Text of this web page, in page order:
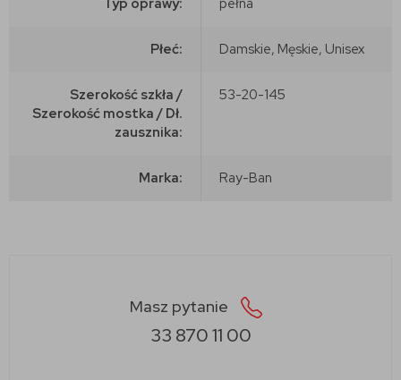
Płeć: Damskie, Męskie, Unisex
Szerokość szkła /
Szerokość mostka / Dł.
zausznika:
53-20-145
Marka: Ray-Ban
Masz pytanie
33 870 11 00